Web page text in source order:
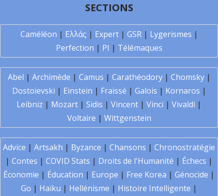
SECTIONS
Caméléon | Ελλάς | Expert| GSR| Lygerismes |
Perfection | PI | Télémaques
Abel | Archimède | Camus | Carathéodory| Chomsky|
Dostoïevski | Einstein | Fraïssé | Galois | Kornaros |
Leibniz | Mozart | Sidis | Vincent | Vinci | Vivaldi |
Voltaire | Wittgenstein
Advice | Artsakh | Byzance | Chansons | Chronostratégie
| Contes | COVID Stats | Droits de l'Humanité | Échecs |
Économie | Éducation | Europe | Free Korea | Génocide |
Go | Haïku | Hellénisme | Histoire Intelligente |